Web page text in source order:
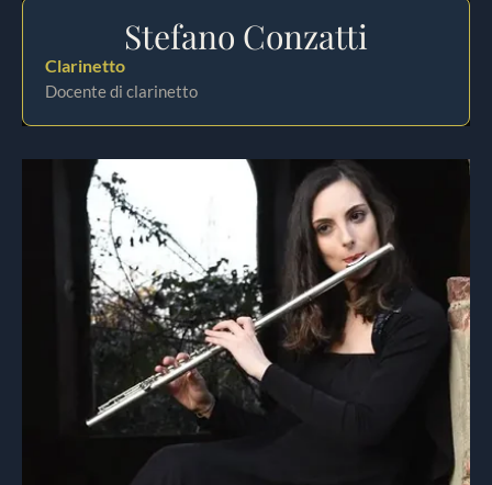
Stefano Conzatti
Clarinetto
Docente di clarinetto